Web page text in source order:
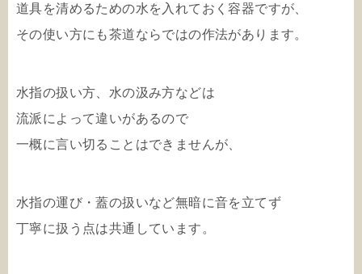
道具を清めるための水を入れておく容器ですが、
その使い方にも茶道ならではの作法があります。
水指の扱い方、水の汲み方などは
流派によって違いがあるので
一概に言い切ることはできませんが、
水指の運び・蓋の扱いなど無暗に音を立てず
丁寧に扱う点は共通しています。